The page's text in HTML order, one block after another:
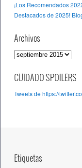
¡Los Recomendados
Destacados de 2025!
Archivos
A
c
i
CUIDADO SPOILERS
Tweets de https://
Etiquetas